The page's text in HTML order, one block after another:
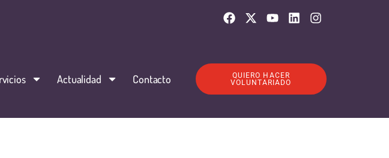
Actualidad Contacto
QUIERO HACER
VOLUNTARIADO